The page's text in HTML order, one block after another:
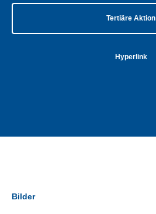
Tertiäre Aktion
Hyperlink
Bilder